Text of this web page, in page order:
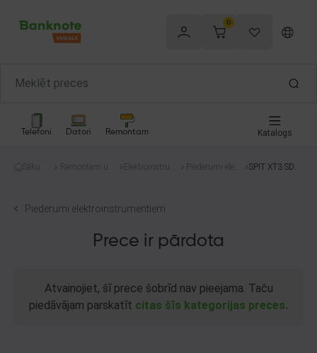
0
Telefoni Datori Remontam Katalogs
Sākum
Remontam un
Elektroinstrum
Piederumi elektr
SPIT XT3 SDS
Piederumi elektroinstrumentiem
Prece ir pārdota
Atvainojiet, šī prece šobrīd nav pieejama. Taču
piedāvājam parskatīt citas šīs kategorijas preces.